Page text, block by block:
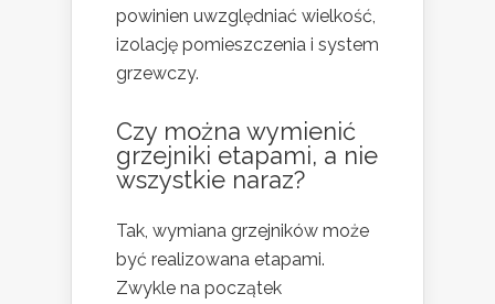
powinien uwzględniać wielkość,
izolację pomieszczenia i system
grzewczy.
Czy można wymienić
grzejniki etapami, a nie
wszystkie naraz?
Tak, wymiana grzejników może
być realizowana etapami.
Zwykle na początek